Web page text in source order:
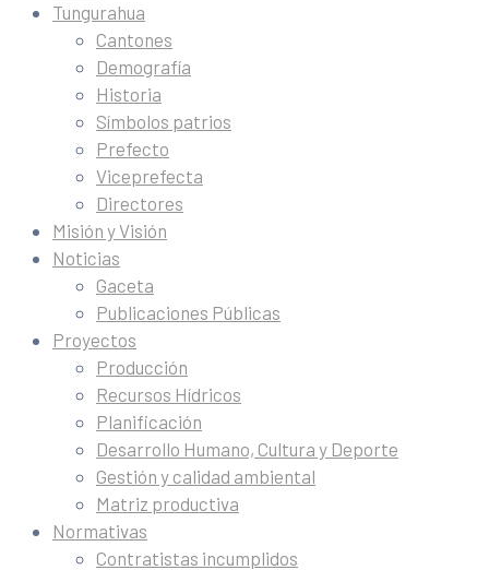
Tungurahua
Cantones
Demografía
Historia
Símbolos patrios
Prefecto
Viceprefecta
Directores
Misión y Visión
Noticias
Gaceta
Publicaciones Públicas
Proyectos
Producción
Recursos Hídricos
Planificación
Desarrollo Humano, Cultura y Deporte
Gestión y calidad ambiental
Matriz productiva
Normativas
Contratistas incumplidos